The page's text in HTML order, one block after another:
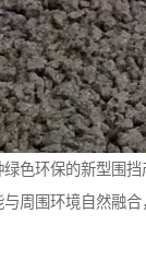
色环保的新型围
周围环境自然融